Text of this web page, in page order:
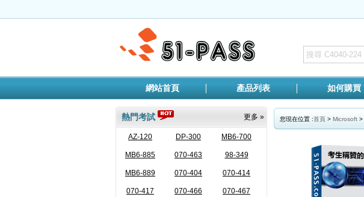
網站首頁 產品列表 如何購買
更多 »
熱門考試
AZ-120 DP-300 MB6-700
MB6-885 070-463 98-349
MB6-889 070-404 070-414
070-417 070-466 070-467
您現在位置 :首頁 > Microsoft >